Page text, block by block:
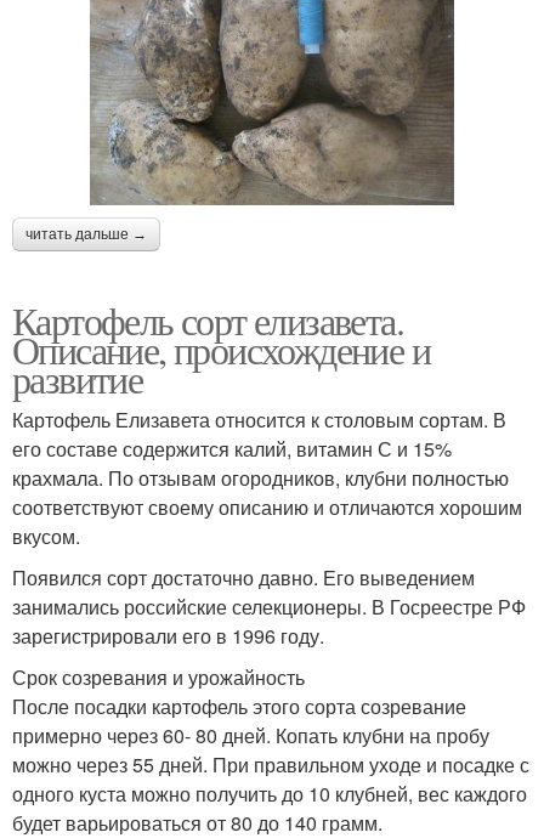
читать дальше →
Картофель сорт елизавета.
Описание, происхождение и
развитие
Картофель Елизавета относится к столовым сортам. В
его составе содержится калий, витамин С и 15%
крахмала. По отзывам огородников, клубни полностью
соответствуют своему описанию и отличаются хорошим
вкусом.
Появился сорт достаточно давно. Его выведением
занимались российские селекционеры. В Госреестре РФ
зарегистрировали его в 1996 году.
Срок созревания и урожайность
После посадки картофель этого сорта созревание
примерно через 60- 80 дней. Копать клубни на пробу
можно через 55 дней. При правильном уходе и посадке с
одного куста можно получить до 10 клубней, вес каждого
будет варьироваться от 80 до 140 грамм.